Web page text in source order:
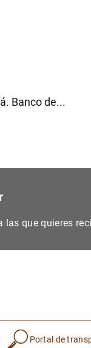
Banco de...
las que quieres
Portal de